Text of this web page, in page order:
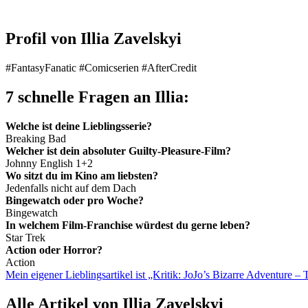
Profil von Illia Zavelskyi
#FantasyFanatic #Comicserien #AfterCredit
7 schnelle Fragen an Illia:
Welche ist deine Lieblingsserie?
Breaking Bad
Welcher ist dein absoluter Guilty-Pleasure-Film?
Johnny English 1+2
Wo sitzt du im Kino am liebsten?
Jedenfalls nicht auf dem Dach
Bingewatch oder pro Woche?
Bingewatch
In welchem Film-Franchise würdest du gerne leben?
Star Trek
Action oder Horror?
Action
Mein eigener Lieblingsartikel ist „Kritik: JoJo’s Bizarre Adventure –
Alle Artikel von Illia Zavelskyi